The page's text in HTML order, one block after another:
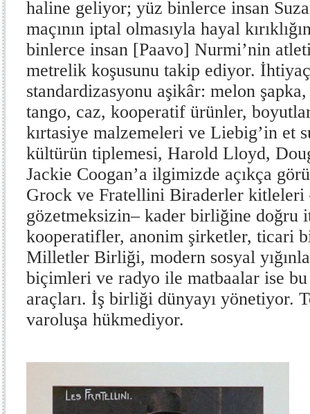
haline geliyor; yüz binlerce insan
maçının iptal olmasıyla hayal
binlerce insan [Paavo] Nurmi’nin
metrelik koşusunu takip ediyor.
standardizasyonu aşikâr: melon
tango, caz, kooperatif ürünler,
kırtasiye malzemeleri ve Liebig’in et
kültürün tiplemesi, Harold Lloyd,
Jackie Coogan’a ilgimizde açıkça
Grock ve Fratellini Biraderler kitleleri
gözetmeksizin– kader birliğine
kooperatifler, anonim şirketler, ticari
Milletler Birliği, modern sosyal
biçimleri ve radyo ile matbaalar ise bu
araçları. İş birliği dünyayı yönetiyor.
varoluşa hükmediyor.